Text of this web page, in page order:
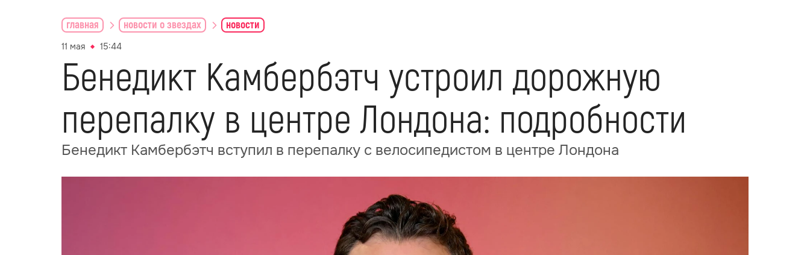
главная новости о звездах новости
11 мая 15:44
Бенедикт Камбербэтч устроил дорожную
перепалку в центре Лондона: подробности
Бенедикт Камбербэтч вступил в перепалку с велосипедистом в центре Лондона